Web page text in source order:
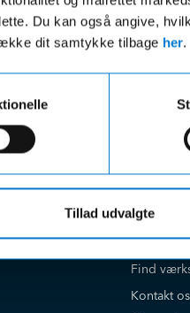
Du kan også angive,
dit samtykke tilbage her.
Tillad udvalgte
på din ordre
Book
Find
Find
Kontakt os